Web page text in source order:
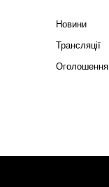
Новини
Трансляції
Оголошення